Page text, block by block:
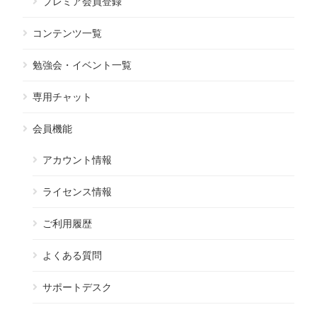
コンテンツ一覧
勉強会・イベント一覧
専用チャット
会員機能
アカウント情報
ライセンス情報
ご利用履歴
よくある質問
サポートデスク